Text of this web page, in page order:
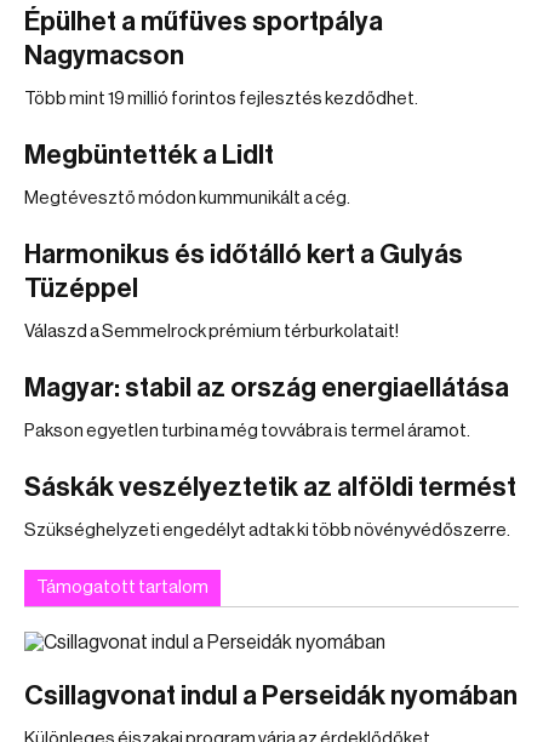
Épülhet a műfüves sportpálya
Nagymacson
Több mint 19 millió forintos fejlesztés kezdődhet.
Megbüntették a Lidlt
Megtévesztő módon kummunikált a cég.
Harmonikus és időtálló kert a Gulyás
Tüzéppel
Válaszd a Semmelrock prémium térburkolatait!
Magyar: stabil az ország energiaellátása
Pakson egyetlen turbina még tovvábra is termel áramot.
Sáskák veszélyeztetik az alföldi termést
Szükséghelyzeti engedélyt adtak ki több növényvédőszerre.
Támogatott tartalom
Csillagvonat indul a Perseidák nyomában